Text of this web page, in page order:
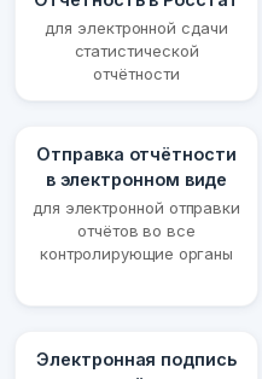
для электронной сдачи
статистической
отчётности
Отправка отчётности
в электронном виде
для электронной отправки
отчётов во все
контролирующие органы
Электронная подпись